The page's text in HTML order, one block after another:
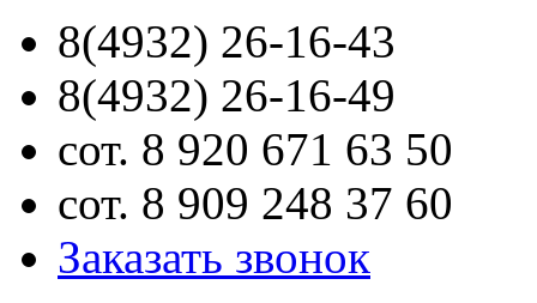
8(4932) 26-16-43
8(4932) 26-16-49
сот. 8 920 671 63 50
сот. 8 909 248 37 60
Заказать звонок